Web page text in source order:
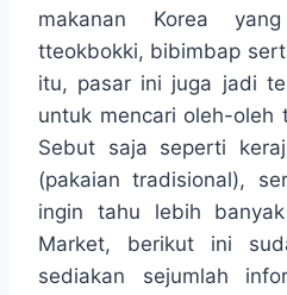
makanan Korea
tteokbokki, bibimbap
itu, pasar ini juga jadi
untuk mencari oleh-oleh
Sebut saja seperti
(pakaian tradisional),
ingin tahu lebih
Market, berikut ini
sediakan sejumlah